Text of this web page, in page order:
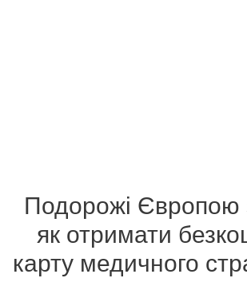
Подорожі Європою
як отримати
карту медичного